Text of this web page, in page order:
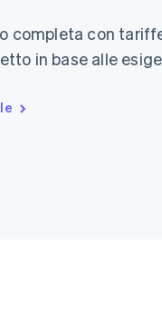
completa con
in base alle